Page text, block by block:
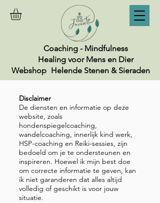
Coaching - Mindfulness
Healing voor Mens en Dier
Helende Stenen & Sieraden
Webshop
Disclaimer
De diensten en informatie op deze
website, zoals
hondenspiegelcoaching,
wandelcoaching, innerlijk kind werk,
HSP-coaching en Reiki-sessies, zijn
bedoeld om je te ondersteunen en
inspireren. Hoewel ik mijn best doe
om correcte informatie te geven, kan
ik niet garanderen dat alles altijd
volledig of geschikt is voor jouw
situatie.